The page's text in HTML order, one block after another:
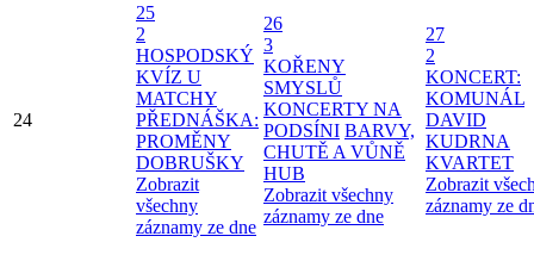
24
25
2
HOSPODSKÝ
KVÍZ U
MATCHY
PŘEDNÁŠKA:
PROMĚNY
DOBRUŠKY
Zobrazit
všechny
záznamy ze dne
26
3
KOŘENY
SMYSLŮ
KONCERTY NA
PODSÍNI BARVY,
CHUTĚ A VŮNĚ
HUB
Zobrazit všechny
záznamy ze dne
27
2
KONCERT:
KOMUNÁL
DAVID
KUDRNA
KVARTET
Zobrazit
záznamy ze